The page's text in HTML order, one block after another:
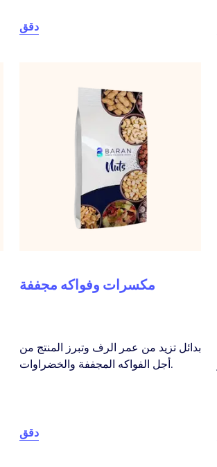
دقق
مكسرات وفواكه مجففة
بدائل تزيد من عمر الرف وتبرز المنتج من
أجل الفواكه المجففة والخضراوات.
دقق